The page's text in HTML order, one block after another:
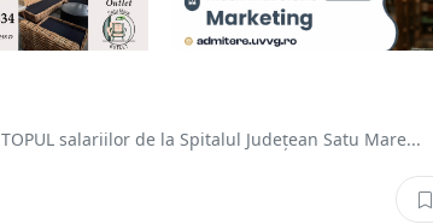
TOPUL salariilor de la Spitalul Județean Satu Mare...